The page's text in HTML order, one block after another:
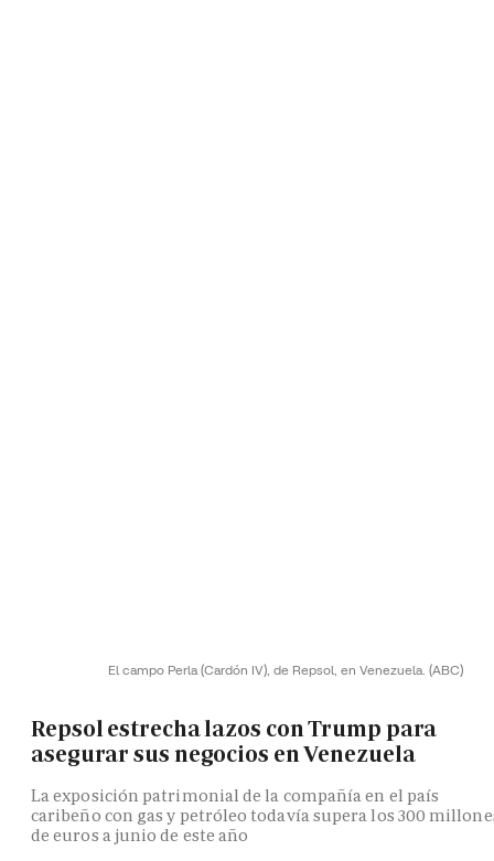
El campo Perla (Cardón IV), de Repsol, en Venezuela. (ABC)
Repsol estrecha lazos con Trump para
asegurar sus negocios en Venezuela
La exposición patrimonial de la compañía en el país
caribeño con gas y petróleo todavía supera los 300
de euros a junio de este año